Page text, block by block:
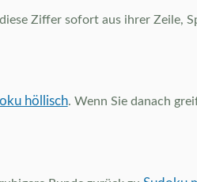
Ziffer sofort aus ihrer Zeile,
höllisch. Wenn Sie danach